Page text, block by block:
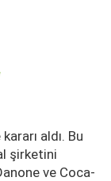
aldı. Bu
şirketini
ve Coca-